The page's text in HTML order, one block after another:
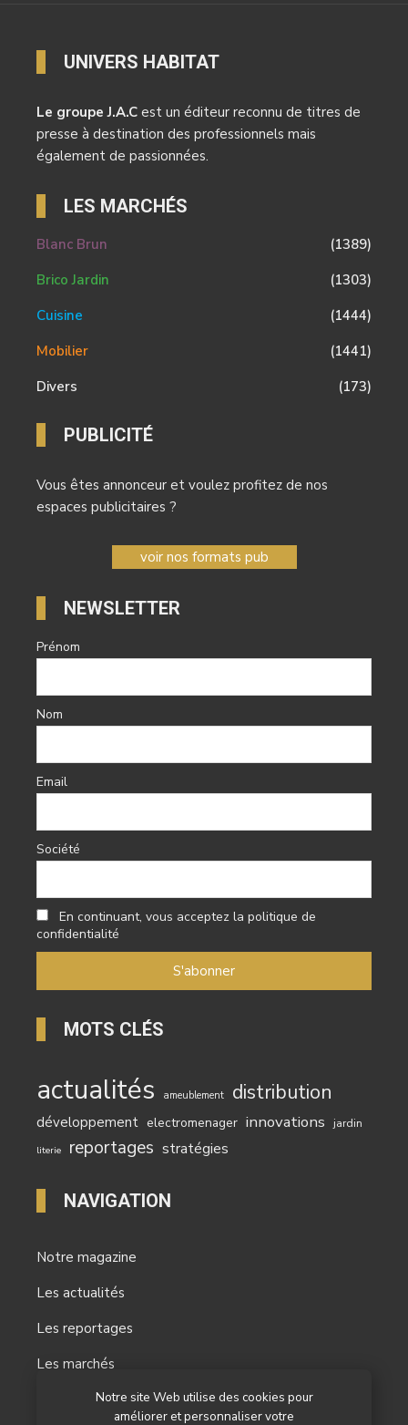
Notre site Web utilise des cookies pour
améliorer et personnaliser votre
UNIVERS HABITAT
Le groupe J.A.C est un éditeur reconnu de titres de
presse à destination des professionnels mais
également de passionnées.
LES MARCHÉS
Blanc Brun
(1389)
Brico Jardin
(1303)
Cuisine
(1444)
Mobilier
(1441)
Divers
(173)
PUBLICITÉ
Vous êtes annonceur et voulez profitez de nos
espaces publicitaires ?
voir nos formats pub
NEWSLETTER
Prénom
Nom
Email
Société
En continuant, vous acceptez la politique de
confidentialité
MOTS CLÉS
actualités ameublement distribution
développement electromenager innovations jardin
literie reportages stratégies
NAVIGATION
Notre magazine
Les actualités
Les reportages
Les marchés